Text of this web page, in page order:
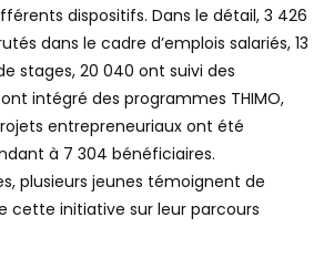
dispositifs. Dans le détail, 3 426
dans le cadre d’emplois salariés, 13
stages, 20 040 ont suivi des
intégré des programmes THIMO,
entrepreneuriaux ont été
à 7 304 bénéficiaires.
plusieurs jeunes témoignent de
cette initiative sur leur parcours